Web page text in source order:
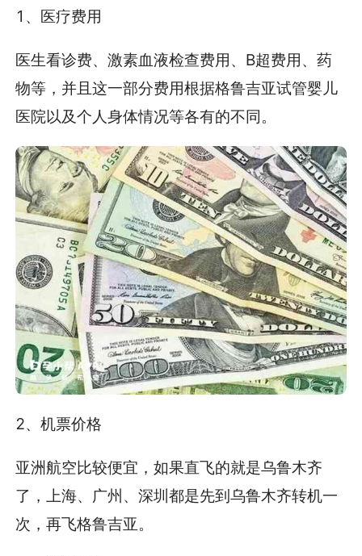
1、医疗费用
医生看诊费、激素血液检查费用、B超费用、药
物等，并且这一部分费用根据格鲁吉亚试管婴儿
医院以及个人身体情况等各有的不同。
2、机票价格
亚洲航空比较便宜，如果直飞的就是乌鲁木齐
了，上海、广州、深圳都是先到乌鲁木齐转机一
次，再飞格鲁吉亚。